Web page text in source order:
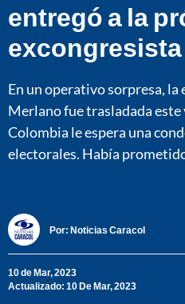
entregó a la
excongresista
En un operativo sorpresa, la
Merlano fue trasladada este
Colombia le espera una
electorales. Había
Por: Noticias Caracol
10 de Mar, 2023
Actualizado: 10 De Mar, 2023